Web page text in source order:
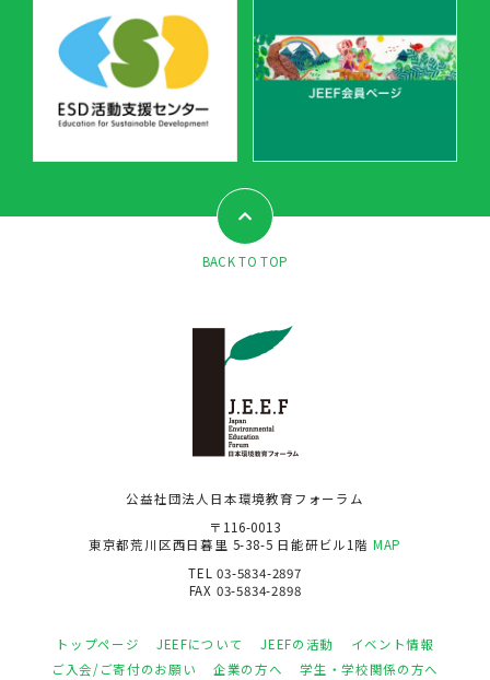
BACK TO TOP
公益社団法人日本環境教育フォーラム
〒116-0013
東京都荒川区西日暮里 5-38-5 日能研ビル1階 MAP
TEL 03-5834-2897
FAX 03-5834-2898
トップページ JEEFについて JEEFの活動
イベント情報
ご入会/ご寄付のお願い
企業の方へ 学生・学校関係の方へ